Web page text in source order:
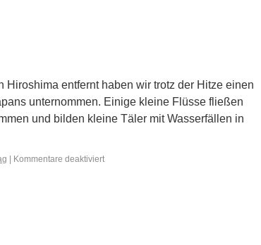
entfernt haben wir trotz der Hitze einen
unternommen. Einige kleine Flüsse fließen
und bilden kleine Täler mit Wasserfällen in
Kommentare deaktiviert